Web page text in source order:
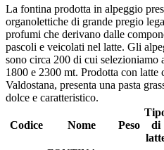
La fontina prodotta in alpeggio
organolettiche di grande pregio
profumi che derivano dalle
pascoli e veicolati nel latte. Gli
sono circa 200 di cui
1800 e 2300 mt. Prodotta con latte
Valdostana, presenta una pasta
dolce e caratteristico.
Codice Nome Peso
di